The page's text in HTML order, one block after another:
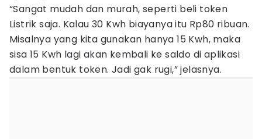
“Sangat mudah dan murah, seperti beli token
Listrik saja. Kalau 30 Kwh biayanya itu Rp80 ribuan.
Misalnya yang kita gunakan hanya 15 Kwh, maka
sisa 15 Kwh lagi akan kembali ke saldo di aplikasi
dalam bentuk token. Jadi gak rugi,” jelasnya.